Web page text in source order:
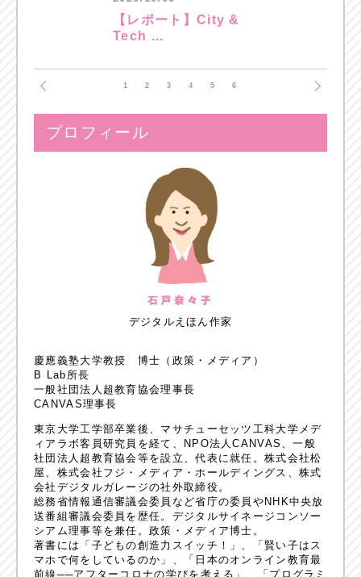
【レポート】City &
Tech ...
1 2 3 4 5 6
プロフィール
デジタルえほん作家
慶應義塾大学教授 博士（政策・メディア）
B Lab所長
一般社団法人超教育協会理事長
CANVAS理事長
東京大学工学部卒業後、マサチューセッツ工科大学メデ
ィアラボ客員研究員を経て、NPO法人CANVAS、一般
社団法人超教育協会等を設立、代表に就任。株式会社松
屋、株式会社フジ・メディア・ホールディングス、株式
会社デジタルガレージの社外取締役。
総務省情報通信審議会委員など省庁の委員やNHK中央放
送番組審議会委員を歴任。デジタルサイネージコンソー
シアム理事等を兼任。政策・メディア博士。
著書には「子どもの創造力スイッチ！」、「賢い子はス
マホで何をしているのか」、「日本のオンライン教育最
前線──アフターコロナの学びを考える」、「プログラミ